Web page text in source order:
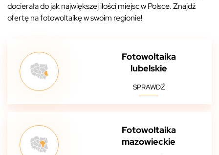
docierała do jak największej ilości miejsc w Polsce. Znajdź
ofertę na fotowoltaikę w swoim regionie!
Fotowoltaika
lubelskie
SPRAWDŹ
Fotowoltaika
mazowieckie